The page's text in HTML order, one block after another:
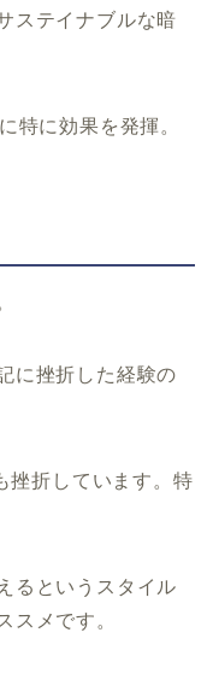
ステイナブルな暗
特に効果を発揮。
に挫折した経験の
挫折しています。特
るというスタイル
スメです。